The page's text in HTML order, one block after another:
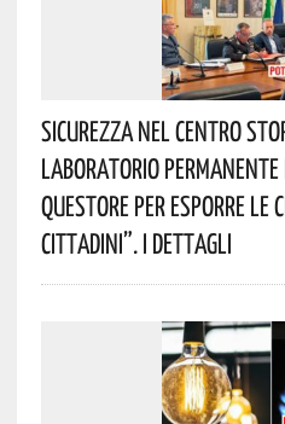
Sicurezza Nel Centro
Laboratorio
Questore Per Esporre
Cittadini”. I Dettagli